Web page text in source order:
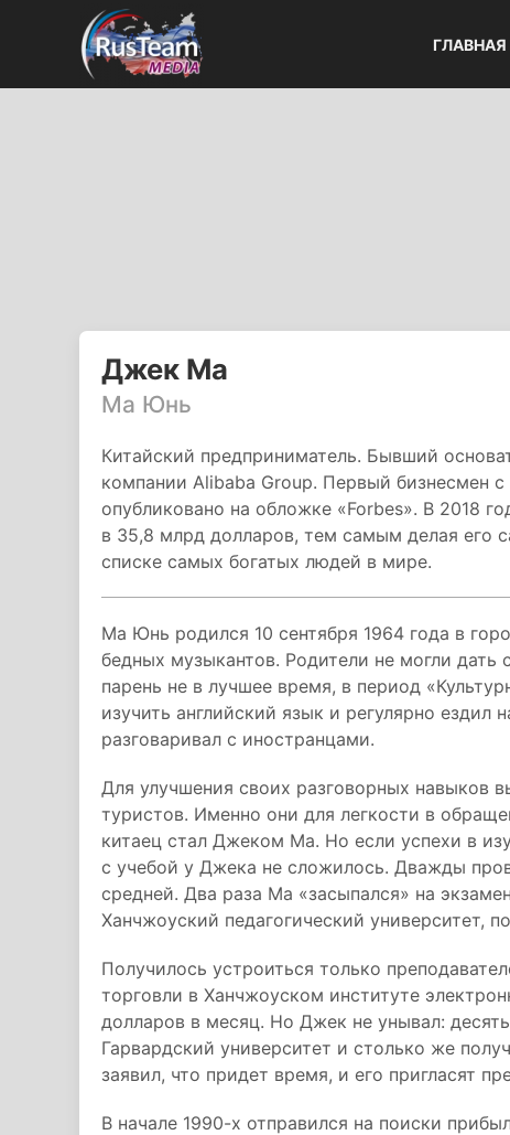
ГЛАВНАЯ
Джек Ма
Ма Юнь
Китайский предприниматель. Бывший
компании Alibaba Group. Первый бизнесмен
опубликовано на обложке «Forbes». В 2018
в 35,8 млрд долларов, тем самым делая его
списке самых богатых людей в мире.
Ма Юнь родился 10 сентября 1964 года в
бедных музыкантов. Родители не могли дать
парень не в лучшее время, в период
изучить английский язык и регулярно ездил
разговаривал с иностранцами.
Для улучшения своих разговорных навыков
туристов. Именно они для легкости в
китаец стал Джеком Ма. Но если успехи в
с учебой у Джека не сложилось. Дважды
средней. Два раза Ма «засыпался» на
Ханчжоуский педагогический университет,
Получилось устроиться только
торговли в Ханчжоуском институте
долларов в месяц. Но Джек не унывал:
Гарвардский университет и столько же
заявил, что придет время, и его пригласят
В начале 1990-х отправился на поиски